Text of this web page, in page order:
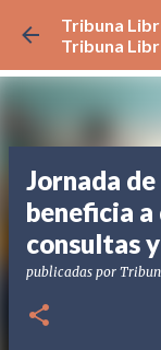
Tribuna
Tribuna
Jornada
beneficia
consultas
publicadas por